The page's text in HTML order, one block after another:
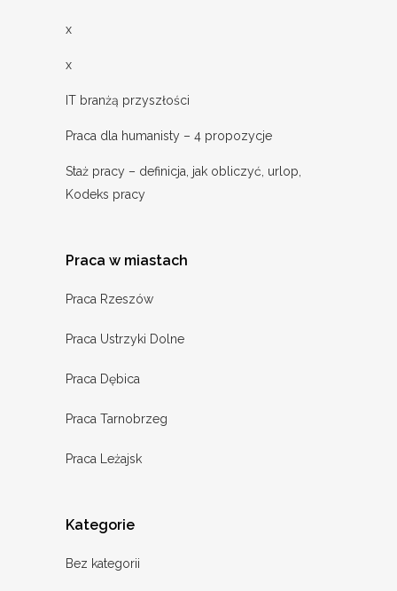
x
x
IT branżą przyszłości
Praca dla humanisty – 4 propozycje
Staż pracy – definicja, jak obliczyć, urlop,
Kodeks pracy
Praca w miastach
Praca Rzeszów
Praca Ustrzyki Dolne
Praca Dębica
Praca Tarnobrzeg
Praca Leżajsk
Kategorie
Bez kategorii